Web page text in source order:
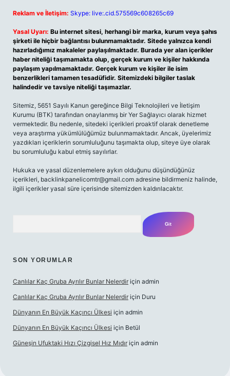
Reklam ve İletişim: Skype: live:.cid.575569c608265c69
Yasal Uyarı: Bu internet sitesi, herhangi bir marka, kurum veya şahıs
şirketi ile hiçbir bağlantısı bulunmamaktadır. Sitede yalnızca kendi
hazırladığımız makaleler paylaşılmaktadır. Burada yer alan içerikler
haber niteliği taşımamakta olup, gerçek kurum ve kişiler hakkında
paylaşım yapılmamaktadır. Gerçek kurum ve kişiler ile isim
benzerlikleri tamamen tesadüfidir. Sitemizdeki bilgiler taslak
halindedir ve tavsiye niteliği taşımazlar.
Sitemiz, 5651 Sayılı Kanun gereğince Bilgi Teknolojileri ve İletişim
Kurumu (BTK) tarafından onaylanmış bir Yer Sağlayıcı olarak hizmet
vermektedir. Bu nedenle, sitedeki içerikleri proaktif olarak denetleme
veya araştırma yükümlülüğümüz bulunmamaktadır. Ancak, üyelerimiz
yazdıkları içeriklerin sorumluluğunu taşımakta olup, siteye üye olarak
bu sorumluluğu kabul etmiş sayılırlar.
Hukuka ve yasal düzenlemelere aykırı olduğunu düşündüğünüz
içerikleri, backlinkpanelicomtr@gmail.com adresine bildirmeniz halinde,
ilgili içerikler yasal süre içerisinde sitemizden kaldırılacaktır.
SON YORUMLAR
Canlılar Kaç Gruba Ayrılır Bunlar Nelerdir için admin
Canlılar Kaç Gruba Ayrılır Bunlar Nelerdir için Duru
Dünyanın En Büyük Kaçıncı Ülkesi için admin
Dünyanın En Büyük Kaçıncı Ülkesi için Betül
Güneşin Ufuktaki Hızı Çizgisel Hız Mıdır için admin